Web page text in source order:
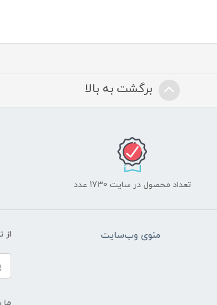
برگشت به بالا
تعداد محصول در سایت 1730 عدد
منوی وب‌سایت از